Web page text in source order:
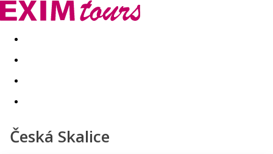
Akční nabídky Last minute
Česká Skalice